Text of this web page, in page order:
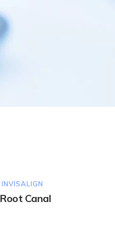
INVISALIGN
Root Canal